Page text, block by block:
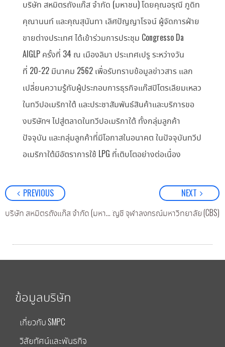
บริษัท สหมิตรถังแก๊ส จำกัด (มหาชน) โดยคุณอรุณี ภูดิท
คุณานนท์ และคุณสุนันทา เลิศปัญญาโรจน์ ผู้จัดการฝ่าย
ขายต่างประเทศ ได้เข้าร่วมการประชุม Congresso Da
AIGLP ครั้งที่ 34 ณ เมืองลิมา ประเทศเปรู ระหว่างวัน
ที่ 20-22 มีนาคม 2562 เพื่อรับทราบข้อมูลข่าวสาร แลก
เปลี่ยนความรู้กับผู้ประกอบการธุรกิจแก๊สปิโตรเลียมเหลว
ในทวีปอเมริกาใต้ และประชาสัมพันธ์สินค้าและบริการขอ
งบริษัทฯ ไปสู่ตลาดในทวีปอเมริกาใต้ ทั้งกลุ่มลูกค้า
ปัจจุบัน และกลุ่มลูกค้าที่มีโอกาสในอนาคต ในปัจจุบันทวีป
อเมริกาใต้มีอัตราการใช้ LPG ที่เติบโตอย่างต่อเนื่อง
PREVIOUS
บริษัท สหมิตรถังแก๊ส จำกัด (มหาชน) ร่วมงาน South Asia LPG Summit 2019 ณ กรุงธากา ประเทศ บังคลาเทศ
NEXT
ะนิสิต คณะพาณิชย์ศาสตร์และการบัญชี จุฬาลงกรณ์มหาวิทยาลัย (CBS)
ข้อมูลบริษัท
เกี่ยวกับ SMPC
วิสัยทัศน์และพันธกิจ